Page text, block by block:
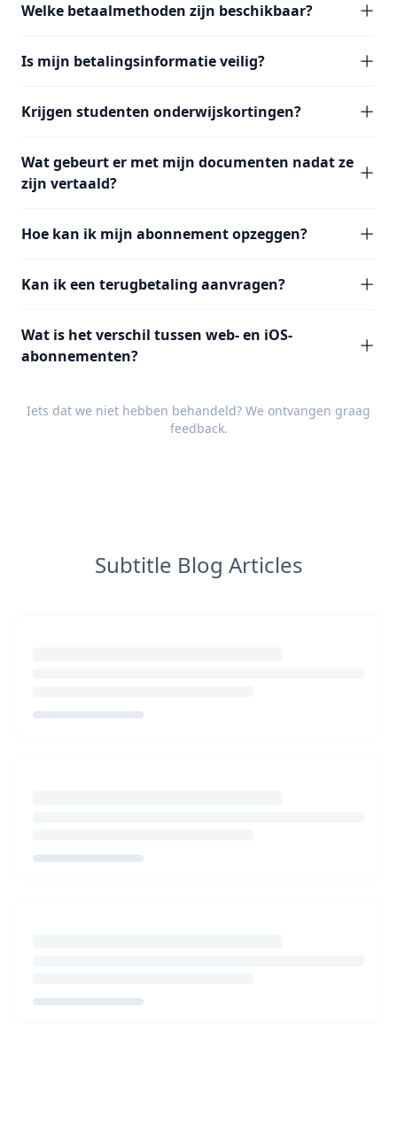
Welke betaalmethoden zijn beschikbaar?
Is mijn betalingsinformatie veilig?
Krijgen studenten onderwijskortingen?
Wat gebeurt er met mijn documenten nadat ze
zijn vertaald?
Hoe kan ik mijn abonnement opzeggen?
Kan ik een terugbetaling aanvragen?
Wat is het verschil tussen web- en iOS-
abonnementen?
Iets dat we niet hebben behandeld? We ontvangen graag
feedback.
Subtitle Blog Articles